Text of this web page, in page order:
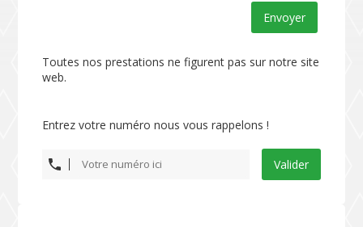
Envoyer
Toutes nos prestations ne figurent pas sur notre site
web.
Entrez votre numéro nous vous rappelons !
Valider